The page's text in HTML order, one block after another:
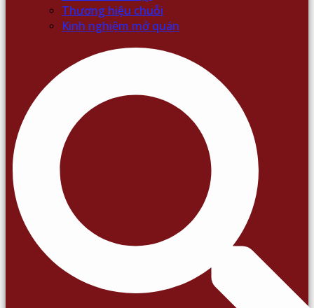
Thương hiệu chuỗi
Kinh nghiệm mở quán